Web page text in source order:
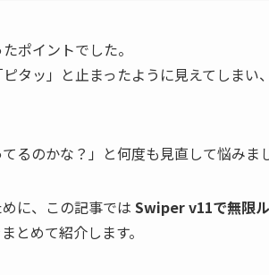
ポイントでした。
タッ」と止まったように見えてしまい
るのかな？」と何度も見直して悩みま
に、この記事では Swiper v11で無限
とめて紹介します。